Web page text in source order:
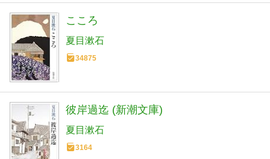
こころ
夏目漱石
34875
彼岸過迄 (新潮文庫)
夏目漱石
3164